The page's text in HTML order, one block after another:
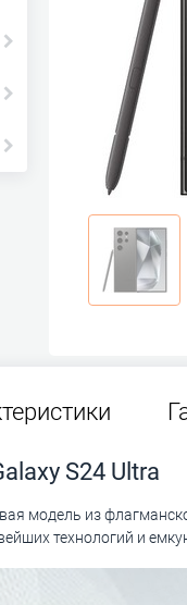
S24 Ultra
модель из
технологий и